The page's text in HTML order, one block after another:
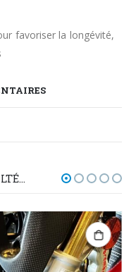
favoriser la longévité,